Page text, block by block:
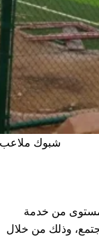
شبوك ملاعب
مستوى من خدمة
وذلك من خلال